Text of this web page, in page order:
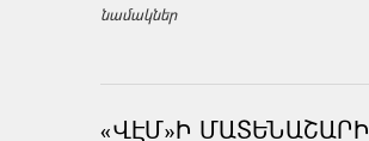
նամակներ
«ՎԷՄ»Ի ՄԱՏԵՆԱՇԱՐԻ